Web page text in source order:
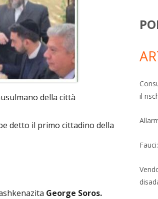
della città
detto il primo cittadino della
George Soros.
il